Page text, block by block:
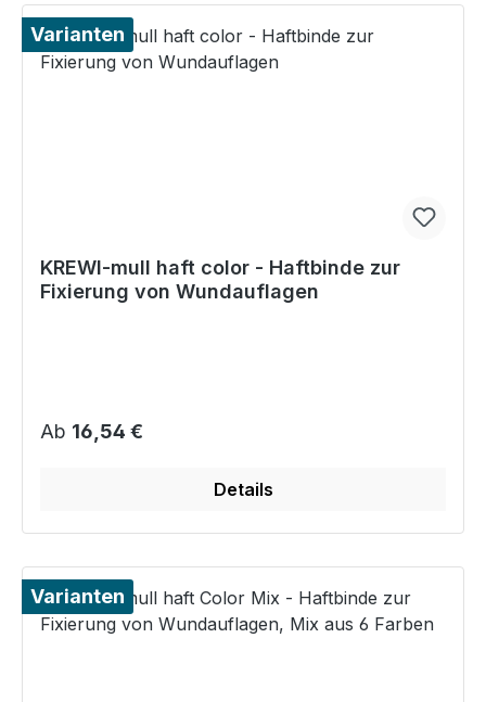
Varianten
KREWI-mull haft color - Haftbinde zur
Fixierung von Wundauflagen
Regulärer Preis:
Ab 16,54 €
Details
Varianten